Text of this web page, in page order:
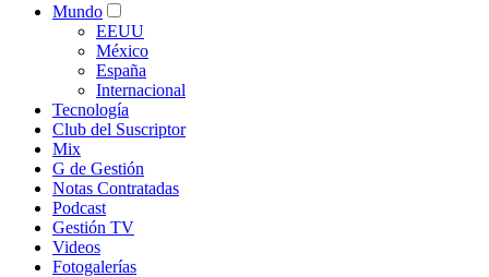
Mundo
EEUU
México
España
Internacional
Tecnología
Club del Suscriptor
Mix
G de Gestión
Notas Contratadas
Podcast
Gestión TV
Videos
Fotogalerías